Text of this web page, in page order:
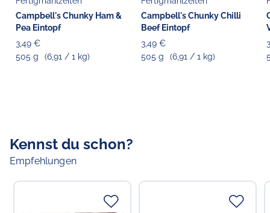
Campbell's Chunky Ham &
Pea Eintopf
3,49 €
505 g
(6,91 / 1 kg)
Campbell's Chunky Chilli
Beef Eintopf
3,49 €
505 g
(6,91 / 1 kg)
Kennst du schon?
Empfehlungen